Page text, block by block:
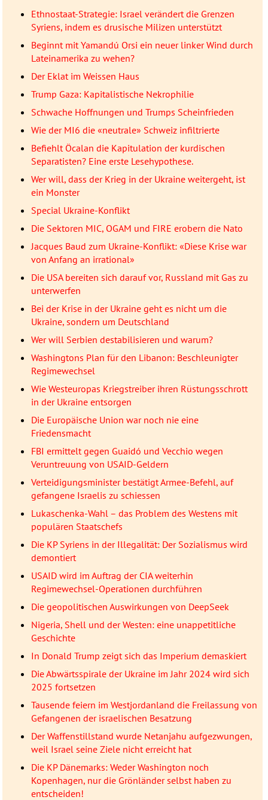
Ethnostaat-Strategie: Israel verändert die Grenzen
Syriens, indem es drusische Milizen unterstützt
Beginnt mit Yamandú Orsi ein neuer linker Wind durch
Lateinamerika zu wehen?
Der Eklat im Weissen Haus
Trump Gaza: Kapitalistische Nekrophilie
Schwache Hoffnungen und Trumps Scheinfrieden
Wie der MI6 die «neutrale» Schweiz infiltrierte
Befiehlt Öcalan die Kapitulation der kurdischen
Separatisten? Eine erste Lesehypothese.
Wer will, dass der Krieg in der Ukraine weitergeht, ist
ein Monster
Special Ukraine-Konflikt
Die Sektoren MIC, OGAM und FIRE erobern die Nato
Jacques Baud zum Ukraine-Konflikt: «Diese Krise war
von Anfang an irrational»
Die USA bereiten sich darauf vor, Russland mit Gas zu
unterwerfen
Bei der Krise in der Ukraine geht es nicht um die
Ukraine, sondern um Deutschland
Wer will Serbien destabilisieren und warum?
Washingtons Plan für den Libanon: Beschleunigter
Regimewechsel
Wie Westeuropas Kriegstreiber ihren Rüstungsschrott
in der Ukraine entsorgen
Die Europäische Union war noch nie eine
Friedensmacht
FBI ermittelt gegen Guaidó und Vecchio wegen
Veruntreuung von USAID-Geldern
Verteidigungsminister bestätigt Armee-Befehl, auf
gefangene Israelis zu schiessen
Lukaschenka-Wahl – das Problem des Westens mit
populären Staatschefs
Die KP Syriens in der Illegalität: Der Sozialismus wird
demontiert
USAID wird im Auftrag der CIA weiterhin
Regimewechsel-Operationen durchführen
Die geopolitischen Auswirkungen von DeepSeek
Nigeria, Shell und der Westen: eine unappetitliche
Geschichte
In Donald Trump zeigt sich das Imperium demaskiert
Die Abwärtsspirale der Ukraine im Jahr 2024 wird sich
2025 fortsetzen
Tausende feiern im Westjordanland die Freilassung von
Gefangenen der israelischen Besatzung
Der Waffenstillstand wurde Netanjahu aufgezwungen,
weil Israel seine Ziele nicht erreicht hat
Die KP Dänemarks: Weder Washington noch
Kopenhagen, nur die Grönländer selbst haben zu
entscheiden!